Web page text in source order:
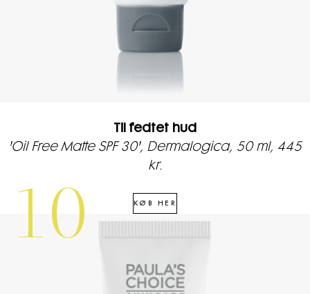
Til fedtet hud
'Oil Free Matte SPF 30', Dermalogica, 50 ml, 445
kr.
KØB HER
10